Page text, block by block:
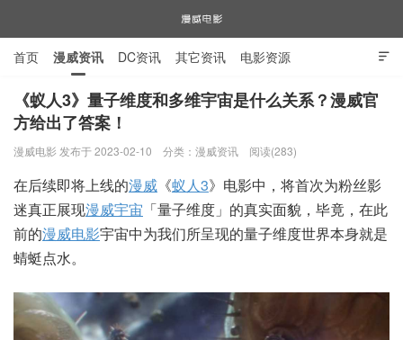
漫威电影

首页 漫威资讯 DC资讯 其它资讯 电影资源
电视剧资源 漫威图片
《蚁人3》量子维度和多维宇宙是什么关系？漫威官
方给出了答案！
漫威电影 发布于 2023-02-10 分类： 漫威资讯 阅读(283)
在后续即将上线的漫威 《蚁人3》电影中，将首次为粉丝影
迷真正展现漫威宇宙 「量子维度」的真实面貌，毕竟，在此
前的漫威电影宇宙中为我们所呈现的量子维度世界本身就是
蜻蜓点水。